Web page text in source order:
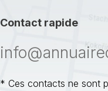
Contact rapide
* Ces contacts ne sont